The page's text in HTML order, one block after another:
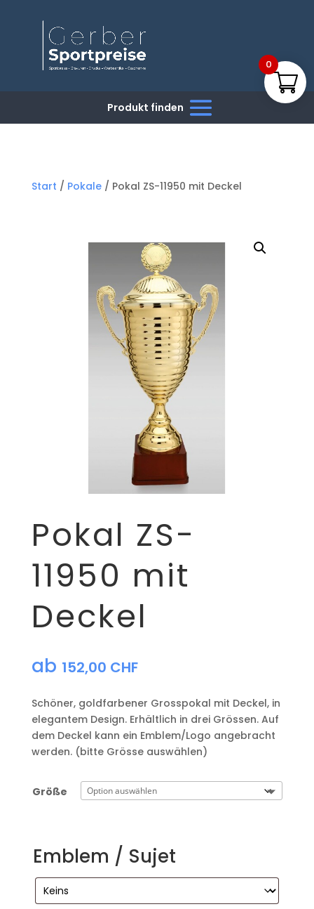
Start / Pokale/ Pokal ZS-11950 mit Deckel
Pokal ZS-
11950 mit
Deckel
ab 152,00 CHF
Schöner, goldfarbener Grosspokal mit Deckel, in
elegantem Design. Erhältlich in drei Grössen. Auf
dem Deckel kann ein Emblem/Logo angebracht
werden. (bitte Grösse auswählen)
Größe
Emblem / Sujet
0